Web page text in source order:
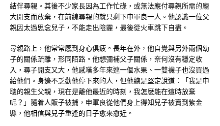
結伴尋親。其後不少家長因為工作忙碌，或無法應付尋親所需的龐
大開支而放棄，在前線尋親的就只剩下申軍良一人。他認識一位父
親因太過思念兒子，不能走出陰霾，最後從火車跳下自盡。
尋親路上，他常常感到身心俱疲。長年在外，他自覺與另外兩個幼
子的關係疏離，形同陌路。他想彌補父子關係，奈何沒有穩定收
入，尋子開支又大，他感嘆多年來連一個水果、一雙襪子也沒買過
給他們。身邊不乏勸他停下來的人，但他總是堅定說道：「我是申
聰的親生父親，現在是離他最近的時刻，我怎麽能在這時放棄
呢？」隨着人販子被捕，申軍良從他們身上得知兒子被賣到紫金
縣，他相信與兒子重逢的日子愈來愈近。